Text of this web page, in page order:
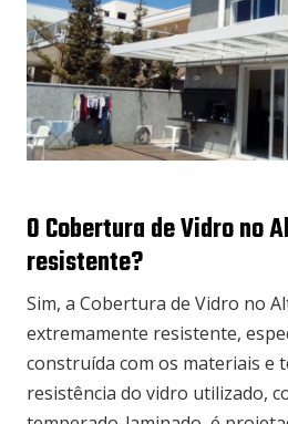
O Cobertura de Vidro no
resistente?
Sim, a Cobertura de Vidro no
extremamente resistente,
construída com os materiais e
resistência do vidro utilizado,